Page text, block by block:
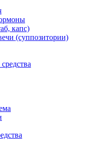
капс)
(суппозитории)